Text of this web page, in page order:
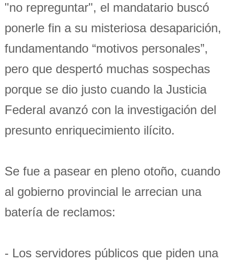
"no repreguntar", el mandatario buscó
ponerle fin a su misteriosa desaparición,
fundamentando “motivos personales”,
pero que despertó muchas sospechas
porque se dio justo cuando la Justicia
Federal avanzó con la investigación del
presunto enriquecimiento ilícito.
Se fue a pasear en pleno otoño, cuando
al gobierno provincial le arrecian una
batería de reclamos:
- Los servidores públicos que piden una